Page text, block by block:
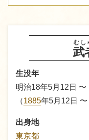
武
むし
生没年
明治18年5月12日 〜
（1885年5月12日 〜
出身地
東京都